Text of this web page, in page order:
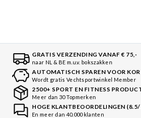
GRATIS VERZENDING VANAF € 75,-
naar NL & BE m.u.v. bokszakken
AUTOMATISCH SPAREN VOOR
Wordt gratis Vechtsportwinkel Member
2500+ SPORT EN FITNESS
Meer dan 30 Topmerken
HOGE KLANTBEOORDELINGEN
En meer dan 40.000 klanten